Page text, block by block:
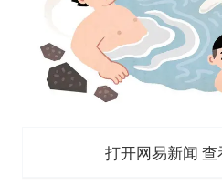
打开网易新闻